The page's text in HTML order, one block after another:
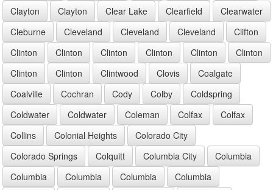
Clayton
Clayton Clear Lake Clearfield
Clearwater
Cleburne
Cleveland Cleveland Cleveland
Clifton
Clinton
Clinton Clinton Clinton Clinton
Clinton
Clinton
Clinton Clintwood Clovis
Coalgate
Coalville
Cochran Cody Colby
Coldspring
Coldwater
Coldwater Coleman Colfax
Colfax
Collins
Colonial Heights
Colorado City
Colorado Springs
Colquitt Columbia City
Columbia
Columbia
Columbia Columbia
Columbia